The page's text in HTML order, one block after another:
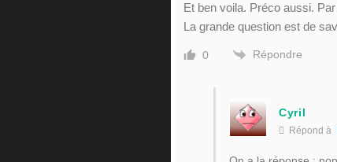
Et ben voila. Préco aussi.
La grande question est de
0 Répondre
Cyril
Répond à